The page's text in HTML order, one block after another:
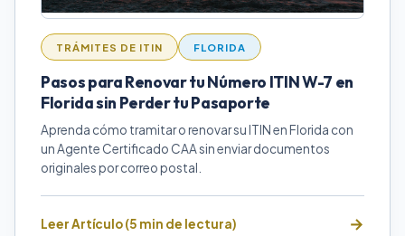
TRÁMITES DE ITIN FLORIDA
Pasos para Renovar tu Número ITIN W-7 en
Florida sin Perder tu Pasaporte
Aprenda cómo tramitar o renovar su ITIN en Florida con
un Agente Certificado CAA sin enviar documentos
originales por correo postal.
Leer Artículo (5 min de lectura)